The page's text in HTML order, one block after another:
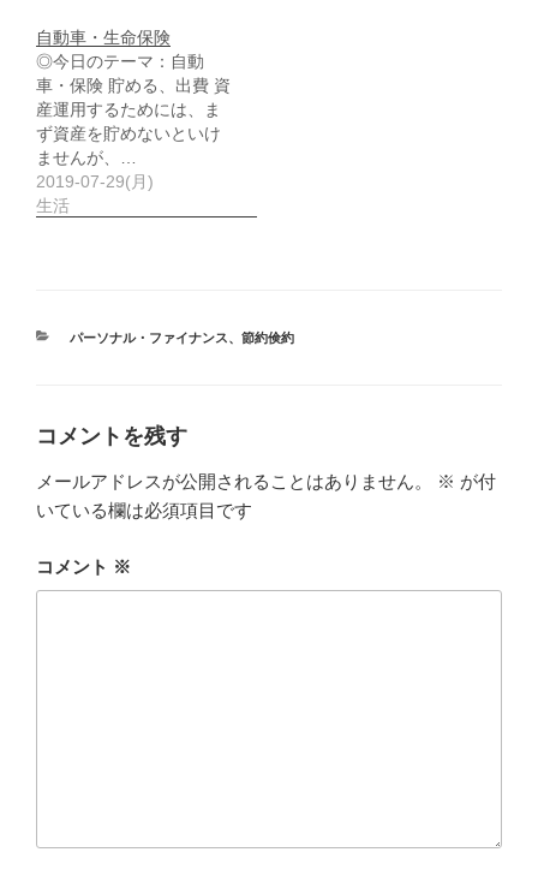
自動車・生命保険
◎今日のテーマ：自動
車・保険 貯める、出費 資
産運用するためには、ま
ず資産を貯めないといけ
ませんが、…
2019-07-29(月)
生活
カ
パーソナル・ファイナンス、 節約倹約
コメントを残す
メールアドレスが公開されることはありません。 ※ が付
いている欄は必須項目です
コメント ※